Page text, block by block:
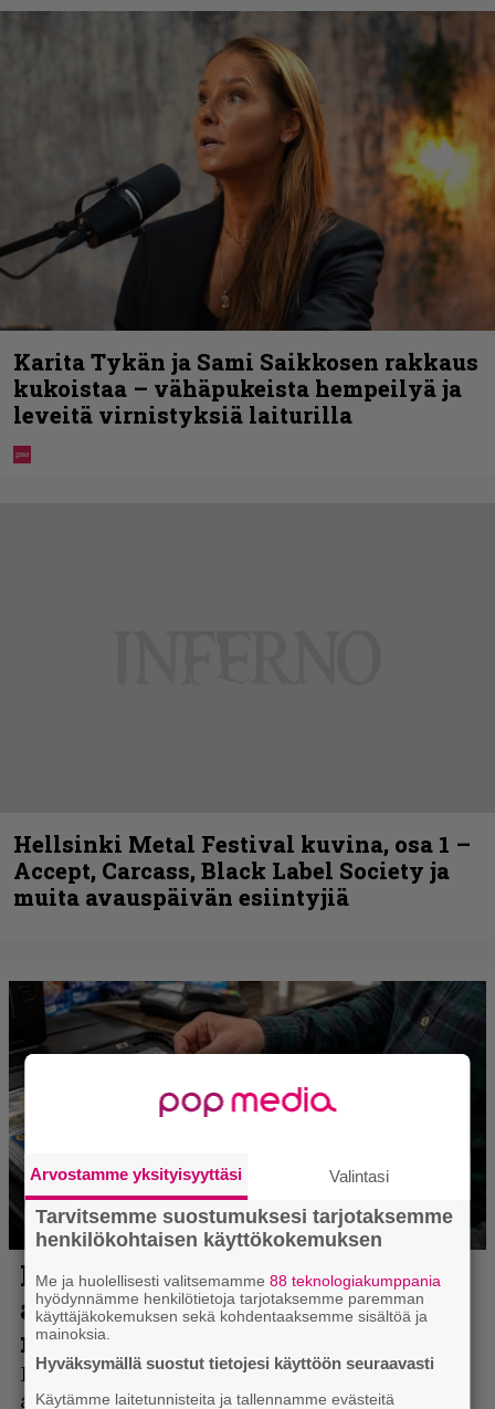
Karita Tykän ja Sami Saikkosen rakkaus
kukoistaa – vähäpukeista hempeilyä ja
leveitä virnistyksiä laiturilla
Hellsinki Metal Festival kuvina, osa 1 –
Accept, Carcass, Black Label Society ja
muita avauspäivän esiintyjiä
Arvostamme yksityisyyttäsi Valintasi
Tarvitsemme suostumuksesi tarjotaksemme
henkilökohtaisen käyttökokemuksen
Me ja huolellisesti valitsemamme88 teknologiakumppania
hyödynnämme henkilötietoja tarjotaksemme paremman
käyttäjäkokemuksen sekä kohdentaaksemme sisältöä ja
mainoksia.
Hyväksymällä suostut tietojesi käyttöön seuraavasti
Käytämme laitetunnisteita ja tallennamme evästeitä